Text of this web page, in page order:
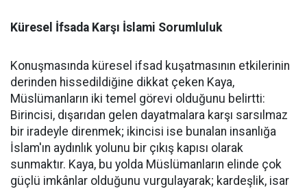
Küresel İfsada Karşı İslami Sorumluluk
Konuşmasında küresel ifsad kuşatmasının etkilerinin
derinden hissedildiğine dikkat çeken Kaya,
Müslümanların iki temel görevi olduğunu belirtti:
Birincisi, dışarıdan gelen dayatmalara karşı sarsılmaz
bir iradeyle direnmek; ikincisi ise bunalan insanlığa
İslam'ın aydınlık yolunu bir çıkış kapısı olarak
sunmaktır. Kaya, bu yolda Müslümanların elinde çok
güçlü imkânlar olduğunu vurgulayarak; kardeşlik, isar